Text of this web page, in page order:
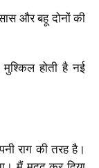
और बहू दोनों की
होती है नई
राग की तरह है।